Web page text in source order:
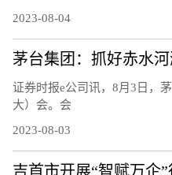
2023-08-04
证券时报e公司讯，8月3日，
大）会。会
2023-08-03
吉首市开展“智赋万企